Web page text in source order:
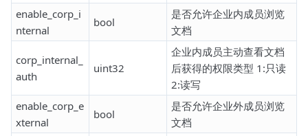
enable_corp_i
nternal
bool
是否允许企业内成员浏览
文档
corp_internal_
auth
uint32
企业内成员主动查看文档
后获得的权限类型 1:只读
2:读写
enable_corp_e
xternal
bool
是否允许企业外成员浏览
文档